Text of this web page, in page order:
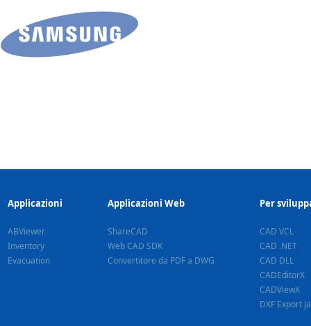
Applicazioni
ABViewer
Inventory
Evacuation
Applicazioni Web
ShareCAD
Web CAD SDK
Convertitore da PDF a DWG
Per
CAD VCL
CAD .NET
CAD DLL
CADEditorX
CADViewX
DXF Export